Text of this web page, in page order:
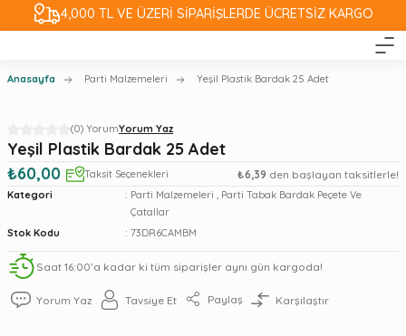
4,000 TL VE ÜZERİ SİPARİŞLERDE ÜCRETSİZ KARGO
Anasayfa Parti Malzemeleri Yeşil Plastik Bardak 25 Adet
(0) YorumYorum Yaz
Yeşil Plastik Bardak 25 Adet
₺60,00
Taksit Seçenekleri ₺6,39 den başlayan taksitlerle!
Kategori Parti Malzemeleri , Parti Tabak Bardak Peçete Ve
Çatallar
Stok Kodu
73DR6CAMBM
Saat 16:00’a kadar ki tüm siparişler aynı gün kargoda!
Yorum Yaz Tavsiye Et Paylaş Karşılaştır